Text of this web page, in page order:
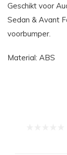
Geschikt voor
Sedan & Avant
voorbumper.
Material: ABS